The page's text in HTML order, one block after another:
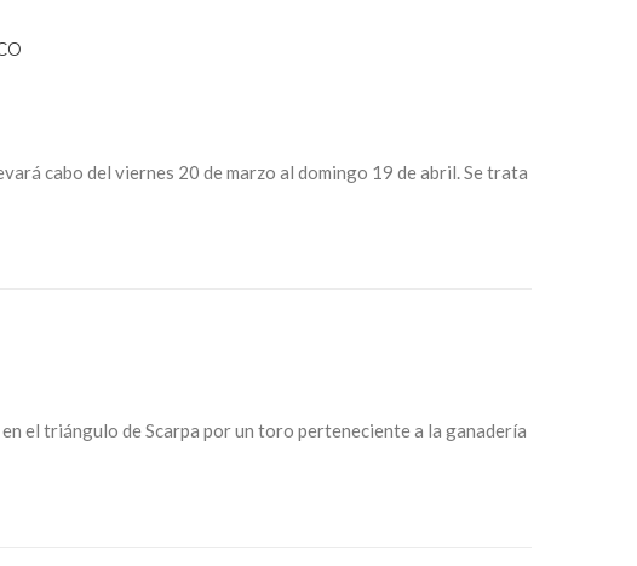
cabo del viernes 20 de marzo al domingo 19 de abril. Se trata
el triángulo de Scarpa por un toro perteneciente a la ganadería